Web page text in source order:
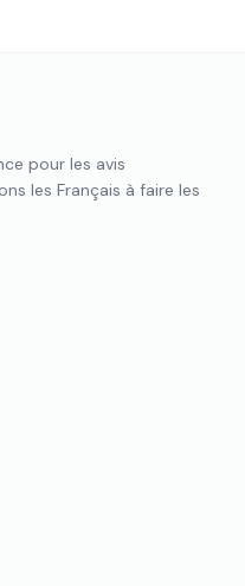
pour les avis
les Français à faire les